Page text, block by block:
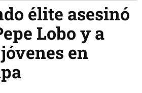
élite asesinó
Lobo y a
en